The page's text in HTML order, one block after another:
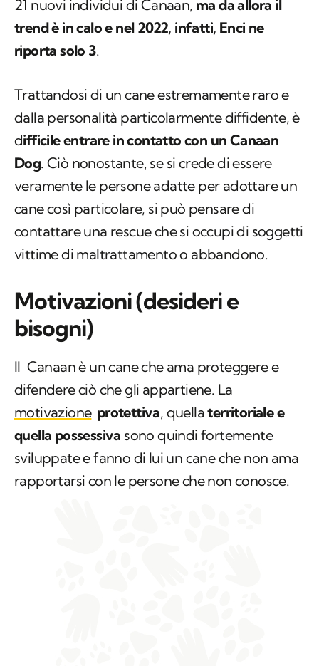
21 nuovi individui di Canaan, ma da allora il
trend è in calo e nel 2022, infatti, Enci ne
riporta solo 3.
Trattandosi di un cane estremamente raro e
dalla personalità particolarmente diffidente, è
difficile entrare in contatto con un Canaan
Dog. Ciò nonostante, se si crede di essere
veramente le persone adatte per adottare un
cane così particolare, si può pensare di
contattare una rescueche si occupi di soggetti
vittime di maltrattamento o abbandono.
Motivazioni (desideri e
bisogni)
Il Canaan è un cane che ama proteggere e
difendere ciò che gli appartiene. La
motivazione protettiva, quellaterritoriale e
quella possessiva sono quindi fortemente
sviluppate e fanno di lui un cane che non ama
rapportarsi con le persone che non conosce.